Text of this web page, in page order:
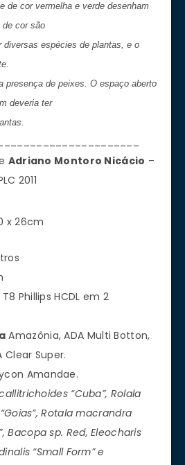
de cor vermelha e verde desenham
cor são
diversas espécies de plantas, e o
presença de peixes. O espaço aberto
deveria ter
.
Adriano Montoro Nicácio –
2011
x 26cm
T8 Phillips HCDL em 2
Amazônia, ADA Multi Botton,
Clear Super.
Amandae.
“Cuba”, Rolala
Rotala macrandra
Bacopa sp. Red, Eleocharis
“Small Form” e